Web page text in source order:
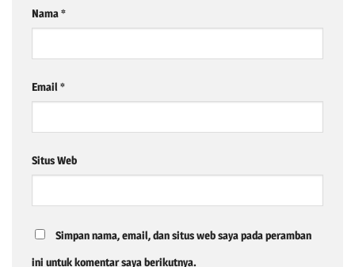
Nama*
Email *
Situs Web
Simpan nama, email, dan situs web saya pada peramban
ini untuk komentar saya berikutnya.